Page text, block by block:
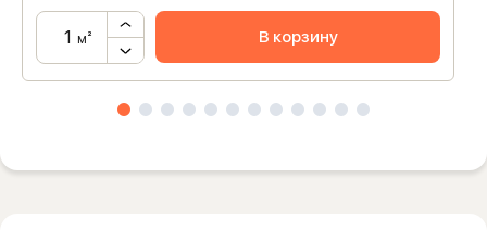
м² В корзину